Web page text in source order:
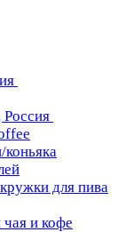
Россия
для пива
и кофе